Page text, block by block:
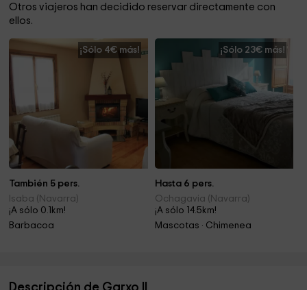
Otros viajeros han decidido reservar directamente con
ellos.
¡Sólo 4€ más!
También 5 pers.
Isaba (Navarra)
¡A sólo 0.1km!
Barbacoa
¡Sólo 23€ más!
Hasta 6 pers.
Ochagavia (Navarra)
¡A sólo 14.5km!
Mascotas · Chimenea